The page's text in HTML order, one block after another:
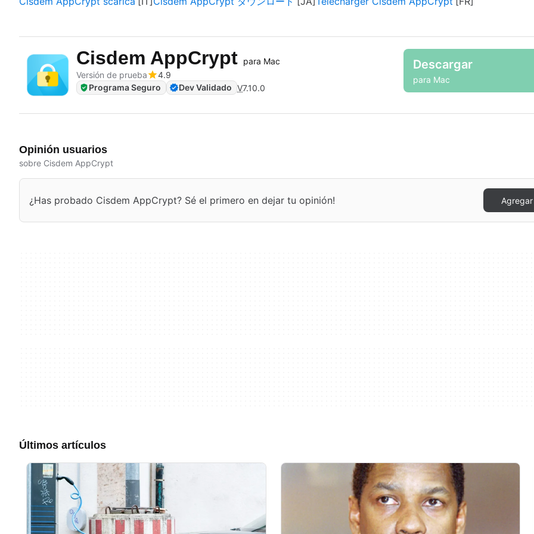
Cisdem AppCrypt para Mac
Versión de prueba
4.9
Programa Seguro
Dev Validado V7.10.0
Descargar
para Mac
Opinión usuarios
sobre Cisdem AppCrypt
¿Has probado Cisdem AppCrypt? Sé el primero en dejar tu opinión!
Últimos artículos